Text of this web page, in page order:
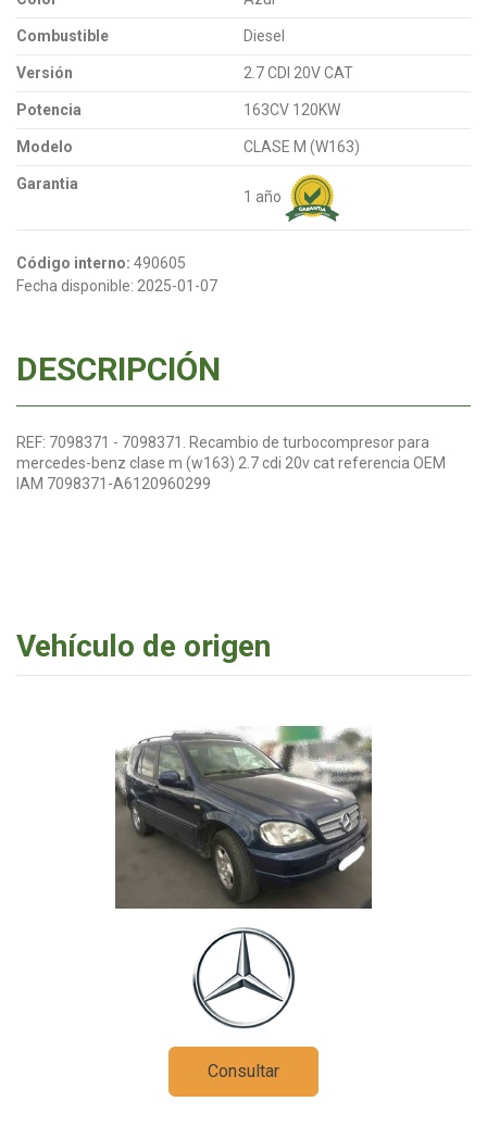
Combustible Diesel
Versión 2.7 CDI 20V CAT
Potencia 163CV 120KW
Modelo CLASE M (W163)
Garantia
1 año
Código interno: 490605
Fecha disponible: 2025-01-07
DESCRIPCIÓN
REF: 7098371 - 7098371. Recambio de turbocompresor para
mercedes-benz clase m (w163) 2.7 cdi 20v cat referencia OEM
IAM 7098371-A6120960299
Vehículo de origen
Consultar